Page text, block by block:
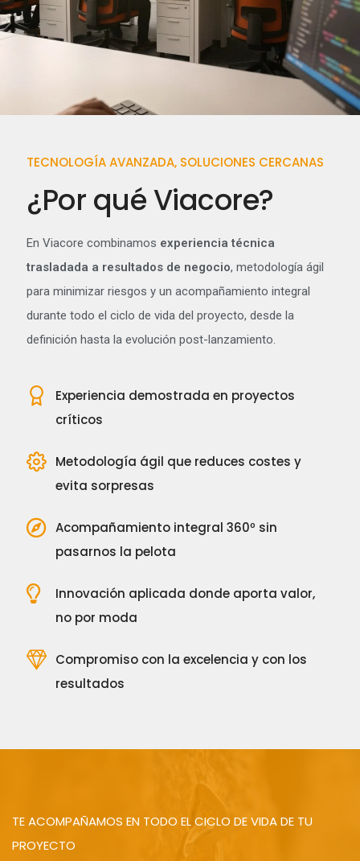
TECNOLOGÍA AVANZADA, SOLUCIONES CERCANAS
¿Por qué Viacore?
En Viacore combinamos experiencia técnica
trasladada a resultados de negocio, metodología ágil
para minimizar riesgos y un acompañamiento integral
durante todo el ciclo de vida del proyecto, desde la
definición hasta la evolución post-lanzamiento.
Experiencia demostrada en proyectos
críticos
Metodología ágil que reduces costes y
evita sorpresas
Acompañamiento integral 360º sin
pasarnos la pelota
Innovación aplicada donde aporta valor,
no por moda
Compromiso con la excelencia y con los
resultados
TE ACOMPAÑAMOS EN TODO EL CICLO DE VIDA DE TU
PROYECTO